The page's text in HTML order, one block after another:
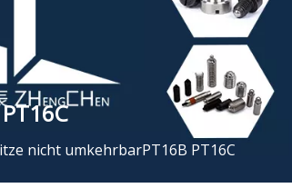
nicht umkehrbarPT16B PT16C